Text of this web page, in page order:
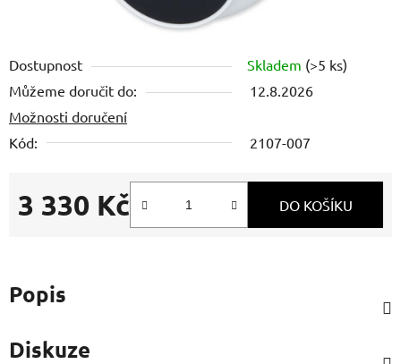
Dostupnost Skladem (>5 ks)
Můžeme doručit do:
12.8.2026
Možnosti doručení
Kód:
2107-007
3 330 Kč DO KOŠÍKU
Popis
Diskuze